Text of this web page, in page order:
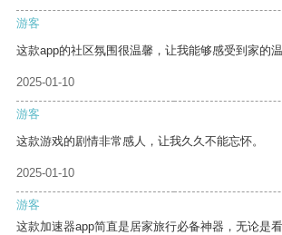
游客
这款app的社区氛围很温馨，让我能够感受到家的温
2025-01-10
游客
这款游戏的剧情非常感人，让我久久不能忘怀。
2025-01-10
游客
这款加速器app简直是居家旅行必备神器，无论是